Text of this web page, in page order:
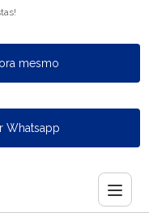
mesmo
Whatsapp